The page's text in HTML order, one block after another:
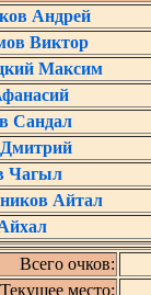
Андрей
Виктор
Максим
Сандал
Чагыл
Айтал
Всего очков:
Текущее место: